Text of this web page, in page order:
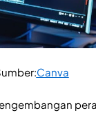
Canva